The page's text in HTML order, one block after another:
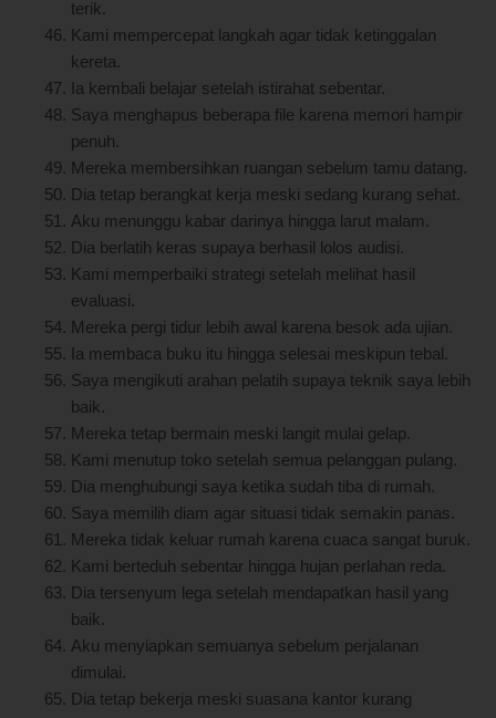
terik.
Kami mempercepat langkah agar tidak ketinggalan
kereta.
Ia kembali belajar setelah istirahat sebentar.
Saya menghapus beberapa file karena memori hampir
penuh.
Mereka membersihkan ruangan sebelum tamu datang.
Dia tetap berangkat kerja meski sedang kurang sehat.
Aku menunggu kabar darinya hingga larut malam.
Dia berlatih keras supaya berhasil lolos audisi.
Kami memperbaiki strategi setelah melihat hasil
evaluasi.
Mereka pergi tidur lebih awal karena besok ada ujian.
Ia membaca buku itu hingga selesai meskipun tebal.
Saya mengikuti arahan pelatih supaya teknik saya lebih
baik.
Mereka tetap bermain meski langit mulai gelap.
Kami menutup toko setelah semua pelanggan pulang.
Dia menghubungi saya ketika sudah tiba di rumah.
Saya memilih diam agar situasi tidak semakin panas.
Mereka tidak keluar rumah karena cuaca sangat buruk.
Kami berteduh sebentar hingga hujan perlahan reda.
Dia tersenyum lega setelah mendapatkan hasil yang
baik.
Aku menyiapkan semuanya sebelum perjalanan
dimulai.
Dia tetap bekerja meski suasana kantor kurang